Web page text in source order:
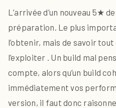
L’arrivée d’un nouveau 5★
préparation. Le plus
l’obtenir, mais de savoir
l’exploiter . Un build mal
compte, alors qu’un build
immédiatement vos
version, il faut donc